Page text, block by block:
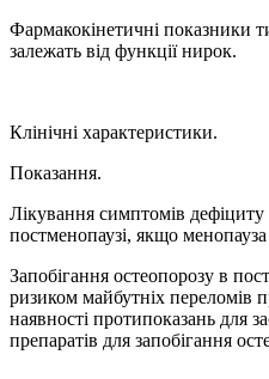
Фармакокінетичні показники
залежать від функції нирок.
Клінічні характеристики.
Показання.
Лікування симптомів
постменопаузі, якщо
Запобігання остеопорозу в
ризиком майбутніх переломів
наявності протипоказань для
препаратів для запобігання